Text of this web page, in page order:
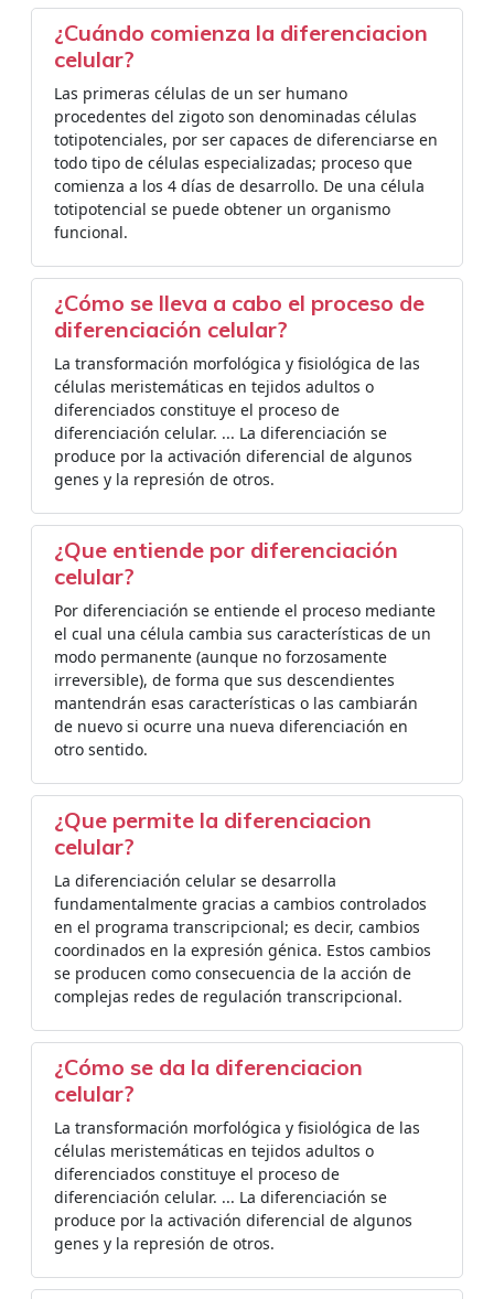
¿Cuándo comienza la diferenciacion
celular?
Las primeras células de un ser humano
procedentes del zigoto son denominadas células
totipotenciales, por ser capaces de diferenciarse en
todo tipo de células especializadas; proceso que
comienza a los 4 días de desarrollo. De una célula
totipotencial se puede obtener un organismo
funcional.
¿Cómo se lleva a cabo el proceso de
diferenciación celular?
La transformación morfológica y fisiológica de las
células meristemáticas en tejidos adultos o
diferenciados constituye el proceso de
diferenciación celular. ... La diferenciación se
produce por la activación diferencial de algunos
genes y la represión de otros.
¿Que entiende por diferenciación
celular?
Por diferenciación se entiende el proceso mediante
el cual una célula cambia sus características de un
modo permanente (aunque no forzosamente
irreversible), de forma que sus descendientes
mantendrán esas características o las cambiarán
de nuevo si ocurre una nueva diferenciación en
otro sentido.
¿Que permite la diferenciacion
celular?
La diferenciación celular se desarrolla
fundamentalmente gracias a cambios controlados
en el programa transcripcional; es decir, cambios
coordinados en la expresión génica. Estos cambios
se producen como consecuencia de la acción de
complejas redes de regulación transcripcional.
¿Cómo se da la diferenciacion
celular?
La transformación morfológica y fisiológica de las
células meristemáticas en tejidos adultos o
diferenciados constituye el proceso de
diferenciación celular. ... La diferenciación se
produce por la activación diferencial de algunos
genes y la represión de otros.